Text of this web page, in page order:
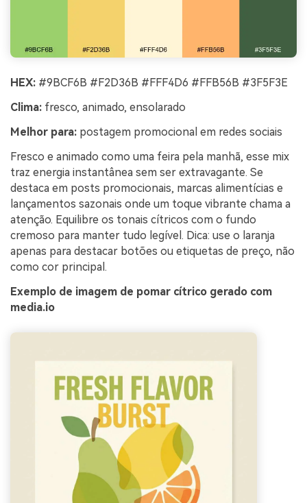
HEX: #9BCF6B #F2D36B #FFF4D6 #FFB56B #3F5F3E
Clima: fresco, animado, ensolarado
Melhor para: postagem promocional em redes sociais
Fresco e animado como uma feira pela manhã, esse mix
traz energia instantânea sem ser extravagante. Se
destaca em posts promocionais, marcas alimentícias e
lançamentos sazonais onde um toque vibrante chama a
atenção. Equilibre os tonais cítricos com o fundo
cremoso para manter tudo legível. Dica: use o laranja
apenas para destacar botões ou etiquetas de preço, não
como cor principal.
Exemplo de imagem de pomar cítrico gerado com
media.io